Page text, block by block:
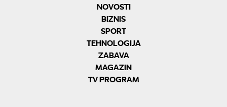
NOVOSTI
BIZNIS
SPORT
TEHNOLOGIJA
ZABAVA
MAGAZIN
TV PROGRAM